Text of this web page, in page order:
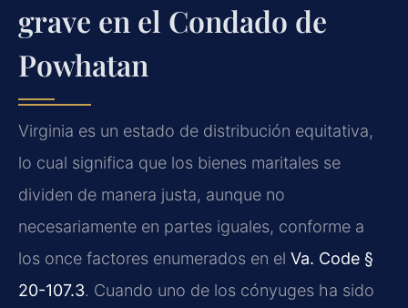
grave en el Condado de
Powhatan
Virginia es un estado de distribución equitativa,
lo cual significa que los bienes maritales se
dividen de manera justa, aunque no
necesariamente en partes iguales, conforme a
los once factores enumerados en el Va. Code §
20-107.3. Cuando uno de los cónyuges ha sido